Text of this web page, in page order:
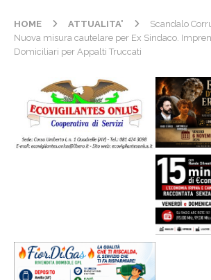
HOME ATTUALITA'
Scandalo
Nuova misura cautelare per Ex Sindaco.
Domiciliari per Appalti Truccati